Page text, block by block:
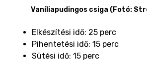
Vaníliapudingos csiga (Fotó:
Elkészítési idő: 25 perc
Pihentetési idő: 15 perc
Sütési idő: 15 perc